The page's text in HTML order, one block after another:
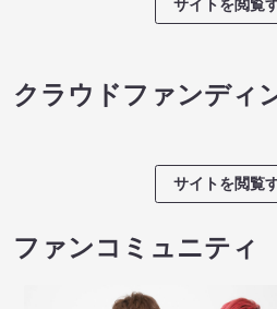
サイトを閲覧
クラウドファンディ
サイトを閲覧
ファンコミュニティ